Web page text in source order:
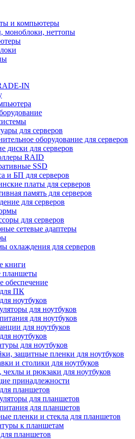
и компьютеры
моноблоки, неттопы
IN
для серверов
оборудование для серверов
диски для серверов
RAID
SSD
и БП для серверов
платы для серверов
память для серверов
для серверов
для серверов
сетевые адаптеры
охлаждения для серверов
книги
планшеты
обеспечение
ПК
ноутбуков
для ноутбуков
для ноутбуков
для ноутбуков
ноутбуков
для ноутбуков
защитные пленки для ноутбуков
и столики для ноутбуков
и рюкзаки для ноутбуков
принадлежности
планшетов
для планшетов
для планшетов
пленки и стекла для планшетов
к планшетам
планшетов